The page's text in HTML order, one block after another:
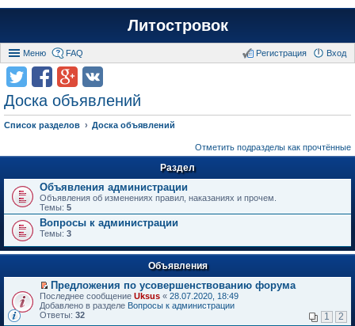
Литостровок
Меню FAQ Вход
Регистрация
Доска объявлений
Список разделов Доска объявлений
Отметить подразделы как прочтённые
Раздел
Объявления администрации
Объявления об изменениях правил, наказаниях и прочем.
Темы: 5
Вопросы к администрации
Темы: 3
Объявления
П
е
р
Предложения по усовершенствованию форума
Последнее сообщение Uksus « 28.07.2020, 18:49
Добавлено в разделе Вопросы к администрации
Ответы: 32 1 2